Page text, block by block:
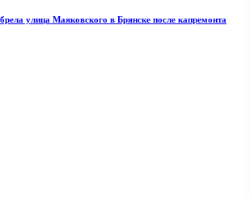
улица Маяковского в Брянске после капремонта